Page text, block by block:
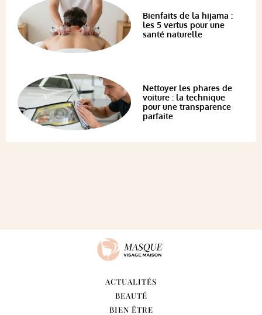
Bienfaits de la hijama :
les 5 vertus pour une
santé naturelle
Nettoyer les phares de
voiture : la technique
pour une transparence
parfaite
ACTUALITÉS
BEAUTÉ
BIEN ÊTRE